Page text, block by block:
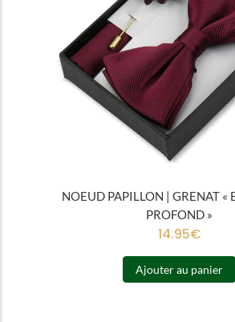
NOEUD PAPILLON | GRENAT «
PROFOND »
14.95€
Ajouter au panier